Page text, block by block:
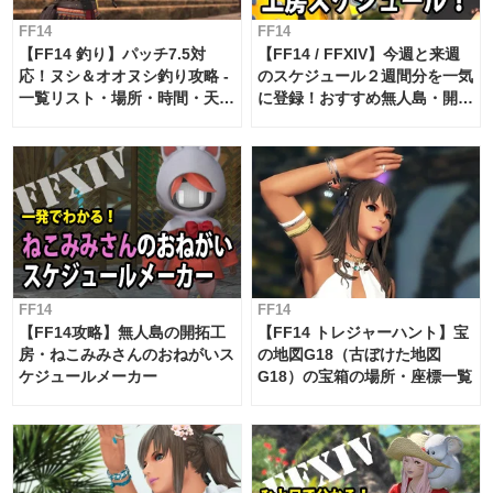
FF14
【FF14 釣り】パッチ7.5対
応！ヌシ＆オオヌシ釣り攻略 -
一覧リスト・場所・時間・天
FF14
【FF14 / FFXIV】今週と来週
のスケジュール２週間分を一気
に登録！おすすめ無人島・開拓
対応 / 毎週更新中】
FF14
【FF14攻略】無人島の開拓工
房・ねこみみさんのおねがいス
ケジュールメーカー
FF14
【FF14 トレジャーハント】宝
の地図G18（古ぼけた地図
G18）の宝箱の場所・座標一覧